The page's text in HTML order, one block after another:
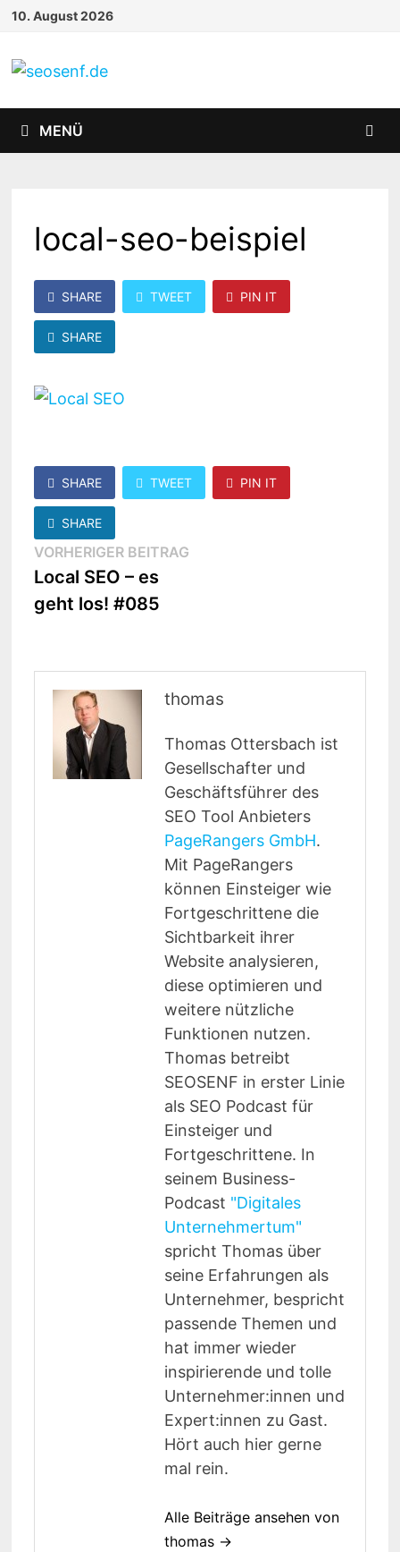
Zurück
Inhalt
10. August 2026
MENÜ
local-seo-beispiel
SHARE TWEET PIN IT
SHARE
SHARE TWEET PIN IT
SHARE
Beitragsnavigation
VORHERIGER BEITRAGVorheriger
Local SEO – es
geht los! #085
thomas
Thomas Ottersbach ist
Gesellschafter und
Geschäftsführer des
SEO Tool Anbieters
PageRangers GmbH.
Mit PageRangers
können Einsteiger wie
Fortgeschrittene die
Sichtbarkeit ihrer
Website analysieren,
diese optimieren und
weitere nützliche
Funktionen nutzen.
Thomas betreibt
SEOSENF in erster Linie
als SEO Podcast für
Einsteiger und
Fortgeschrittene. In
seinem Business-
Podcast "Digitales
Unternehmertum"
spricht Thomas über
seine Erfahrungen als
Unternehmer, bespricht
passende Themen und
hat immer wieder
inspirierende und tolle
Unternehmer:innen und
Expert:innen zu Gast.
Hört auch hier gerne
mal rein.
Alle Beiträge ansehen von
thomas →